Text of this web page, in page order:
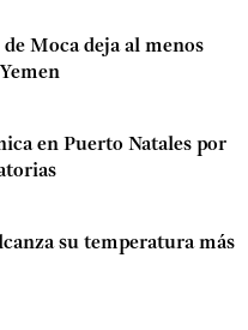
Moca deja al menos
en Puerto Natales por
su temperatura más